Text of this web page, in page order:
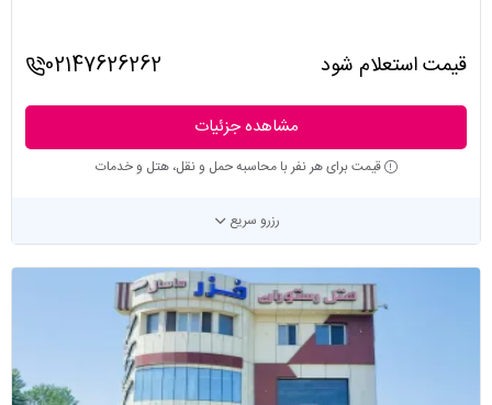
قیمت استعلام شود 02147626262
مشاهده جزئیات
قیمت برای هر نفر با محاسبه حمل و نقل، هتل و خدمات
رزرو سریع